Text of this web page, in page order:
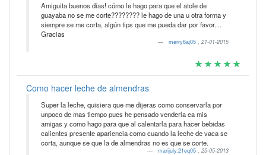
Amiguita buenos dias! cómo le hago para que el atole de
guayaba no se me corte???????? le hago de una u otra forma y
siempre se me corta, algún tips que me pueda dar por favor....
Gracias
merry6aj05 , 21-01-2015
Como hacer leche de almendras
Super la leche, quisiera que me dijeras como conservarla por
unpoco de mas tiempo pues he pensado venderla ea mis
amigas y como hago para que al calentarla para hacer bebidas
calientes presente apariencia como cuando la leche de vaca se
corta, aunque se que la de almendras no es que se corte.
marijuly.21eq05 , 25-05-2013